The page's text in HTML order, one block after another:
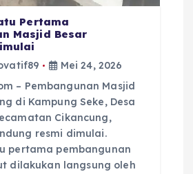
Pertama
Masjid Besar
Mei 24, 2026
– Pembangunan Masjid
di Kampung Seke, Desa
Cikancung,
resmi dimulai.
pertama pembangunan
dilakukan langsung oleh